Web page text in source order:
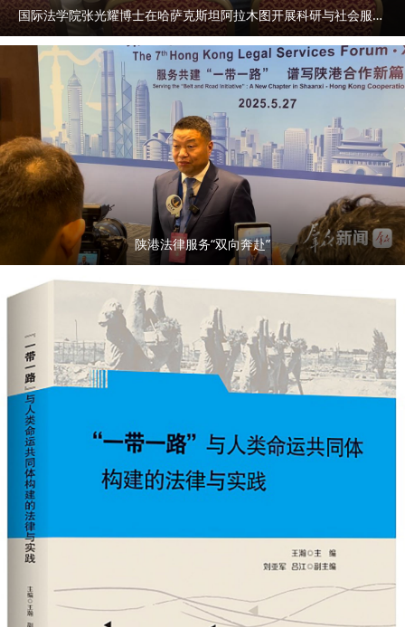
国际法学院张光耀博士在哈萨克斯坦阿拉木图开展科研与社会服务活动
陕港法律服务“双向奔赴”